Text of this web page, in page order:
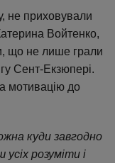
не приховували
Войтенко,
що не лише грали
Сент-Екзюпері.
мотивацію до
куди завгодно
розуміти і